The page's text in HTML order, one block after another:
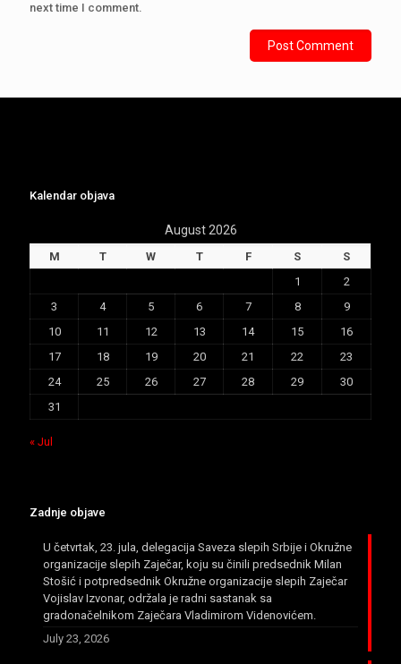
next time I comment.
Kalendar objava
August 2026
M T W T F S
S
1
2
3
4 5 6 7 8
9
10
11 12 13 14 15
16
17
18 19 20 21 22
23
24
25 26 27 28 29
30
31
« Jul
Zadnje objave
U četvrtak, 23. jula, delegacija Saveza slepih Srbije i Okružne
organizacije slepih Zaječar, koju su činili predsednik Milan
Stošić i potpredsednik Okružne organizacije slepih Zaječar
Vojislav Izvonar, održala je radni sastanak sa
gradonačelnikom Zaječara Vladimirom Videnovićem.
July 23, 2026